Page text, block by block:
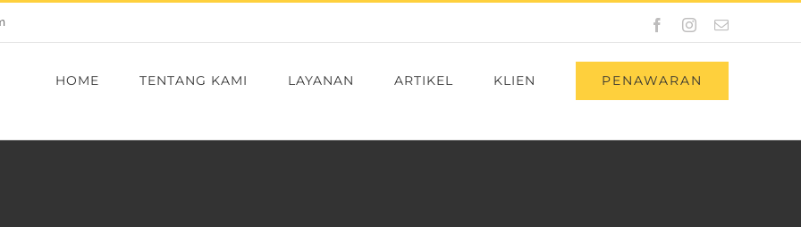
FacebookInstagram
Email
HOME TENTANG KAMI LAYANAN ARTIKEL KLIEN PENAWARAN